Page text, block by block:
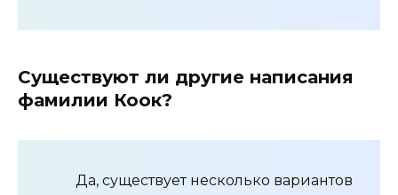
Существуют ли другие написания
фамилии Коок?
Да, существует несколько вариантов